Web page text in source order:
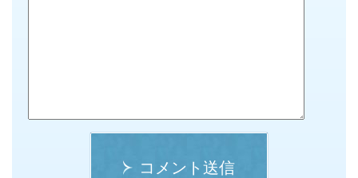
コメント送信